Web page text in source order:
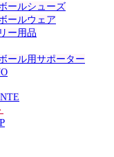
ールシューズ
ールウェア
ー用品
ール用サポーター